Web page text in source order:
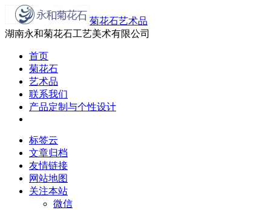
菊花石艺术品
湖南永和菊花石工艺美术有限公司
首页
菊花石
艺术品
联系我们
产品定制与个性设计
标签云
文章归档
友情链接
网站地图
关注本站
微信